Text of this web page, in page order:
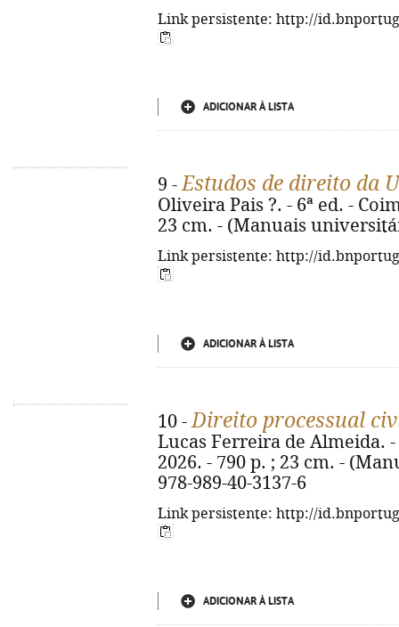
Link persistente: http://
ADICIONAR À LISTA
9 -Estudos de direito da
Oliveira Pais ?. - 6ª ed. -
23 cm. - (Manuais
Link persistente: http://
ADICIONAR À LISTA
10 -Direito processual
Lucas Ferreira de Almeida.
2026. - 790 p. ; 23 cm. -
978-989-40-3137-6
Link persistente: http://
ADICIONAR À LISTA